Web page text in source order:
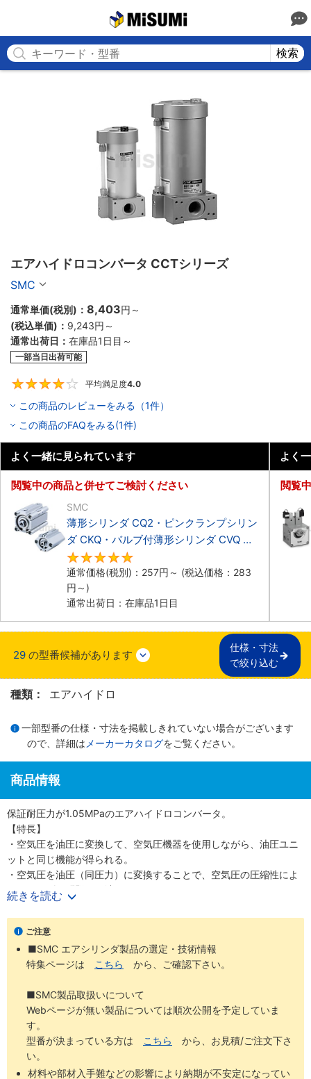
検索
エアハイドロコンバータ CCTシリーズ
SMC
通常単価(税別)： 8,403円 ～
(税込単価)： 9,243円 ～
通常出荷日： 在庫品1日目～
一部当日出荷可能
平均満足度4.0
この商品のレビューをみる（1件）
この商品のFAQをみる(1件)
よく一緒に見られています
閲覧中の商品と併せてご検討ください
SMC
薄形シリンダ CQ2・ピンクランプシリン
ダ CKQ・バルブ付薄形シリンダ CVQ パ
ッキンセット
通常価格(税別)： 257円 ～ (税込価格： 283
円 ～)
通常出荷日：在庫品1日目
よく
閲覧
29 の型番候補があります
仕様・寸法
で絞り込む
種類： エアハイドロ
一部型番の仕様・寸法を掲載しきれていない場合がございます
ので、詳細は メーカーカタログをご覧ください。
商品情報
保証耐圧力が1.05MPaのエアハイドロコンバータ。
【特長】
・空気圧を油圧に変換して、空気圧機器を使用しながら、油圧ユニ
ットと同じ機能が得られる。
・空気圧を油圧（同圧力）に変換することで、空気圧の圧縮性によ
るシリンダの問題を解消。
・使用圧力：0～0.7MPa。
・周囲温度および使用流体温度：5～50℃。
・使用流体：タービン油（40～100mm2/s）。
続きを読む
ご注意
■SMC エアシリンダ製品の選定・技術情報
特集ページは
こちら から、ご確認下さい。
■SMC製品取扱いについて
Webページが無い製品については順次公開を予定していま
す。
型番が決まっている方は
こちら
から、お見積/ご注文下さ
い。
材料や部材入手難などの影響により納期が不安定になってい